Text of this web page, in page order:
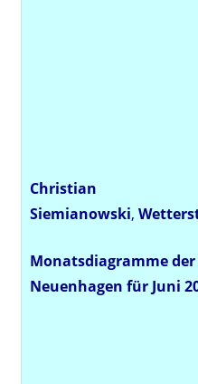
Christian
Siemianowski,
Monatsdiagramme
Neuenhagen für Juni